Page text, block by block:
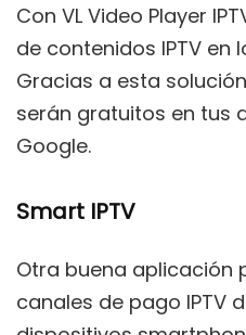
Con VL Video Player
de contenidos IPTV en
Gracias a esta
serán gratuitos en tus
Google.
Smart IPTV
Otra buena aplicación
canales de pago IPTV